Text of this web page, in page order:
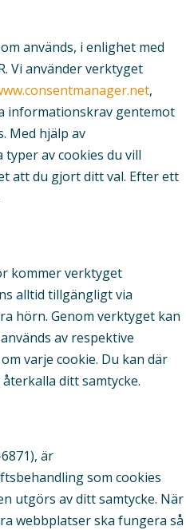
används, i enlighet med
Vi använder verktyget
,
informationskrav gentemot
Med hjälp av
av cookies du vill
att du gjort ditt val. Efter ett
kommer verktyget
alltid tillgängligt via
hörn. Genom verktyget kan
av respektive
varje cookie. Du kan där
ditt samtycke.
är
som cookies
utgörs av ditt samtycke. När
webbplatser ska fungera så